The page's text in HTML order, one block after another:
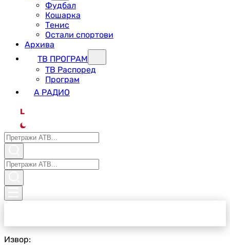
Фудбал
Кошарка
Тенис
Остали спортови
Архива
ТВ ПРОГРАМ
ТВ Распоред
Програм
А РАДИО
L
Извор: